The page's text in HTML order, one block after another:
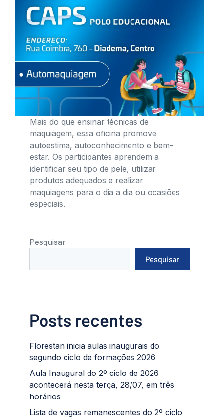
Mais do que ensinar técnicas de
maquiagem, essa oficina promove
autoestima, autoconhecimento e bem-
estar. Os participantes aprendem a
identificar seu tipo de pele, utilizar
produtos adequados e realizar
maquiagens para o dia a dia ou ocasiões
especiais.
Pesquisar
Pesquisar
Posts recentes
Florestan inicia aulas inaugurais do
segundo ciclo de formações 2026
Aula Inaugural do 2º ciclo de 2026
acontecerá nesta terça, 28/07, em três
horários
Lista de vagas remanescentes do 2º ciclo